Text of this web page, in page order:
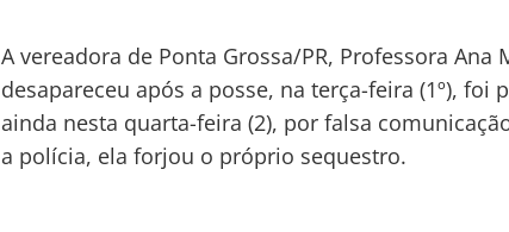
A vereadora de Ponta Grossa/PR, Professora Ana
desapareceu após a posse, na terça-feira (1º), foi
ainda nesta quarta-feira (2), por falsa
a polícia, ela forjou o próprio sequestro.